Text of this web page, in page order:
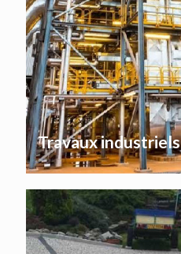
Travaux industriels